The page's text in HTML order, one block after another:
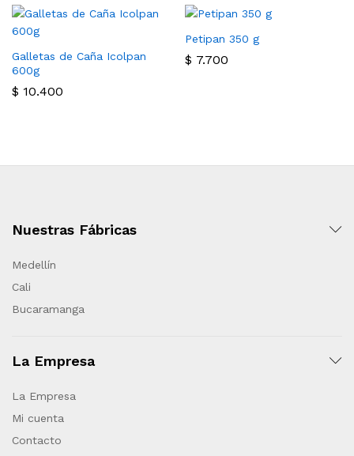
Galletas de Caña Icolpan
600g
$ 10.400
Petipan 350 g
$ 7.700
Nuestras Fábricas
Medellín
Cali
Bucaramanga
La Empresa
La Empresa
Mi cuenta
Contacto